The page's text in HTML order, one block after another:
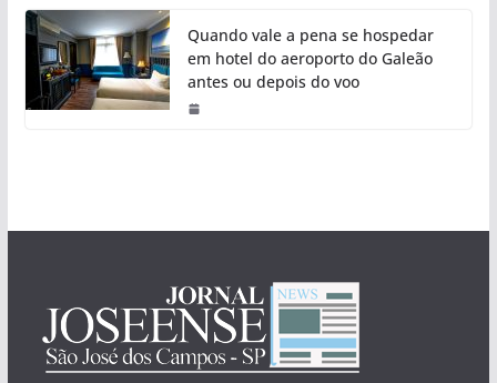
Quando vale a pena se hospedar
em hotel do aeroporto do Galeão
antes ou depois do voo